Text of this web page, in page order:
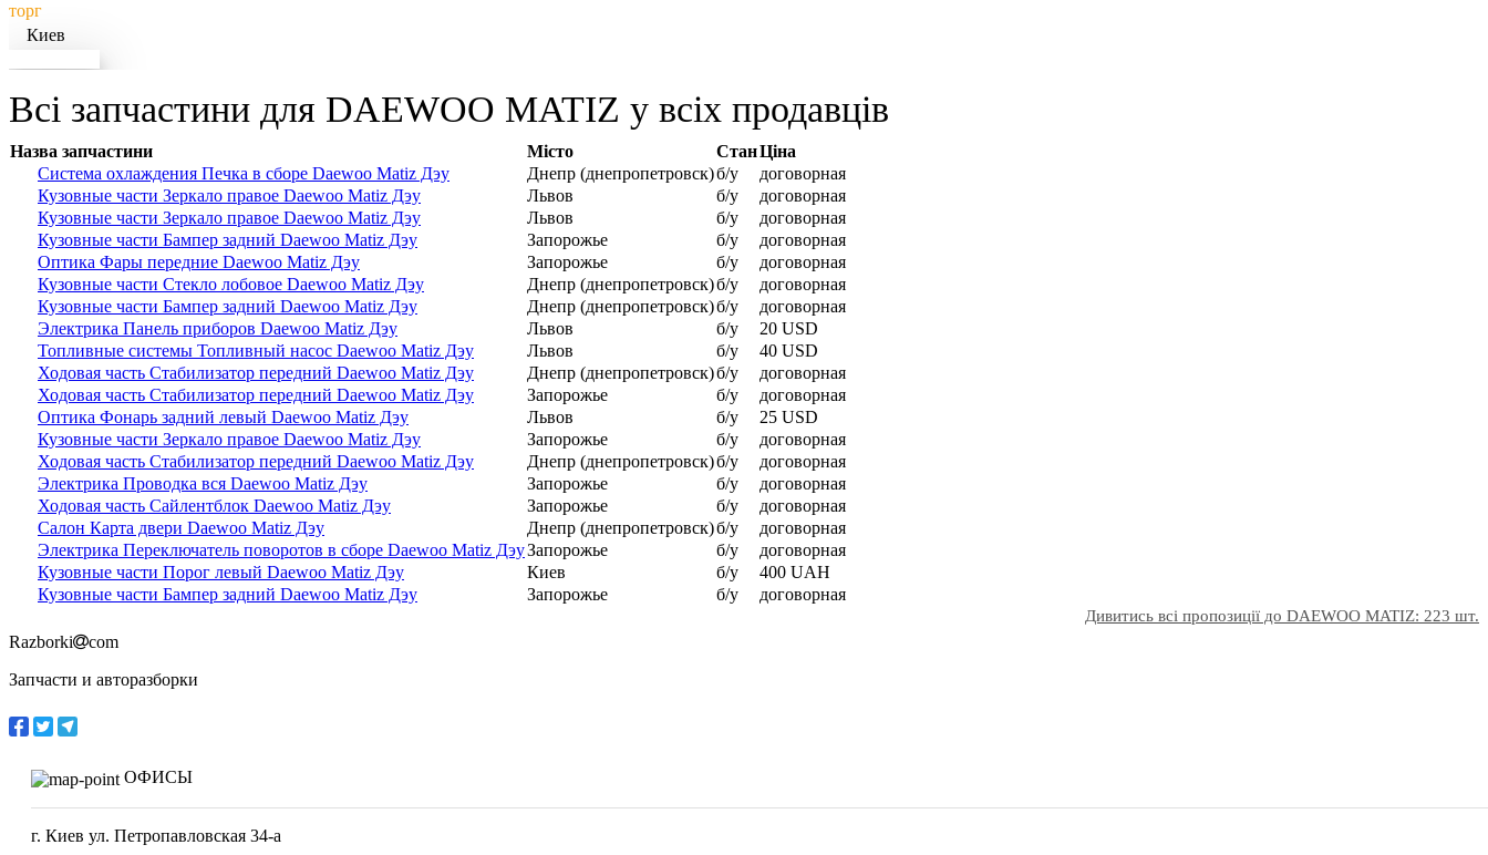
торг
Киев
Всі запчастини для DAEWOO MATIZ у всіх продавців
Назва запчастини Місто СтанЦіна
Система охлаждения Печка в сборе Daewoo Matiz Дэу
Днепр (днепропетровск)б/у
договорная
Кузовные части Зеркало правое Daewoo Matiz Дэу
Львов б/у
договорная
Кузовные части Зеркало правое Daewoo Matiz Дэу
Львов б/у
договорная
Кузовные части Бампер задний Daewoo Matiz Дэу
Запорожье б/у
договорная
Оптика Фары передние Daewoo Matiz Дэу
Запорожье б/у
договорная
Кузовные части Стекло лобовое Daewoo Matiz Дэу
Днепр (днепропетровск)б/у
договорная
Кузовные части Бампер задний Daewoo Matiz Дэу
Днепр (днепропетровск)б/у
договорная
Электрика Панель приборов Daewoo Matiz Дэу
Львов б/у
20 USD
Топливные системы Топливный насос Daewoo Matiz Дэу
Львов б/у
40 USD
Ходовая часть Стабилизатор передний Daewoo Matiz Дэу
Днепр (днепропетровск)б/у
договорная
Ходовая часть Стабилизатор передний Daewoo Matiz Дэу
Запорожье б/у
договорная
Оптика Фонарь задний левый Daewoo Matiz Дэу
Львов б/у
25 USD
Кузовные части Зеркало правое Daewoo Matiz Дэу
Запорожье б/у
договорная
Ходовая часть Стабилизатор передний Daewoo Matiz Дэу
Днепр (днепропетровск)б/у
договорная
Электрика Проводка вся Daewoo Matiz Дэу
Запорожье б/у
договорная
Ходовая часть Сайлентблок Daewoo Matiz Дэу
Запорожье б/у
договорная
Салон Карта двери Daewoo Matiz Дэу
Днепр (днепропетровск)б/у
договорная
Электрика Переключатель поворотов в сборе Daewoo Matiz ДэуЗапорожье б/у
договорная
Кузовные части Порог левый Daewoo Matiz Дэу
Киев б/у
400 UAH
Кузовные части Бампер задний Daewoo Matiz Дэу
Запорожье б/у договорная
Дивитись всі пропозиції до DAEWOO MATIZ: 223 шт.
Razborki
com
Запчасти и авторазборки
ОФИСЫ
г. Киев ул. Петропавловская 34-а